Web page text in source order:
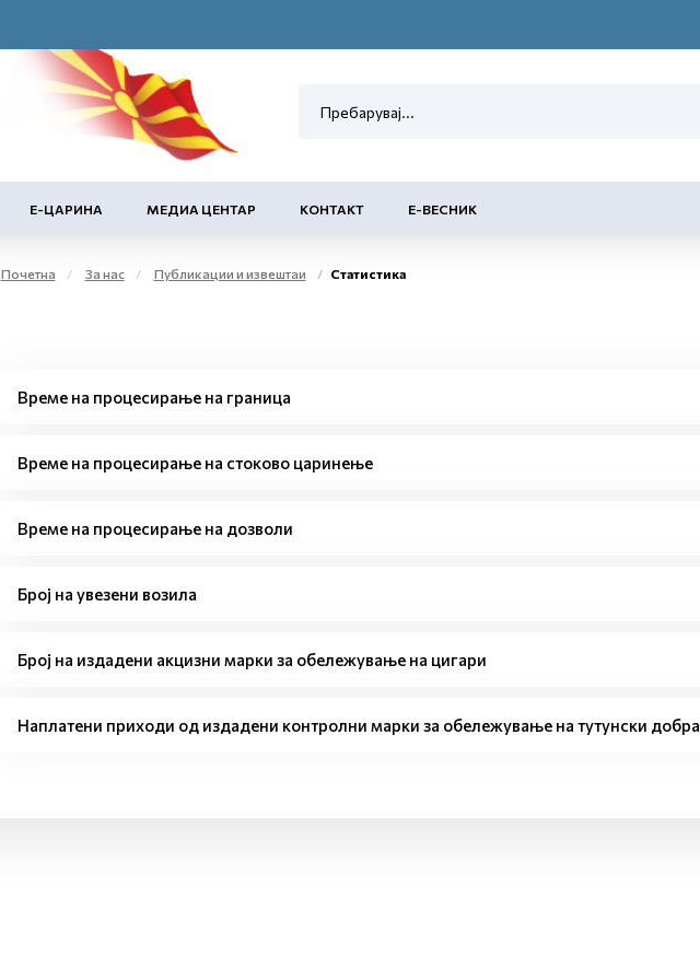
Е-ЦАРИНА МЕДИА ЦЕНТАР КОНТАКТ Е-ВЕСНИК
Почетна За нас Публикации и извештаи Статистика
Време на процесирање на граница
Време на процесирање на стоково царинење
Време на процесирање на дозволи
Број на увезени возила
Број на издадени акцизни марки за обележување на цигари
Наплатени приходи од издадени контролни марки за обележување на тутунски добра